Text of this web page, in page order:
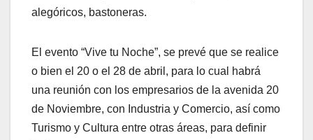
alegóricos, bastoneras.
El evento “Vive tu Noche”, se prevé que se realice
o bien el 20 o el 28 de abril, para lo cual habrá
una reunión con los empresarios de la avenida 20
de Noviembre, con Industria y Comercio, así como
Turismo y Cultura entre otras áreas, para definir